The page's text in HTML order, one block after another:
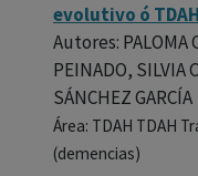
evolutivo ó
Autores: PALOMA
PEINADO, SILVIA
SÁNCHEZ GARCÍA
Área: TDAH TDAH
(demencias)